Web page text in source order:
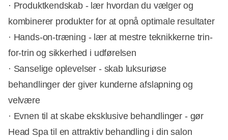
· Produktkendskab - lær hvordan du vælger og
kombinerer produkter for at opnå optimale resultater
· Hands-on-træning - lær at mestre teknikkerne trin-
for-trin og sikkerhed i udførelsen
· Sanselige oplevelser - skab luksuriøse
behandlinger der giver kunderne afslapning og
velvære
· Evnen til at skabe eksklusive behandlinger - gør
Head Spa til en attraktiv behandling i din salon